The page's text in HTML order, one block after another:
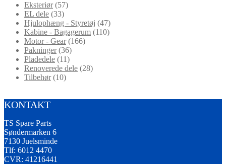
Eksteriør (57)
EL dele (33)
Hjulophæng - Styretøj (47)
Kabine - Bagagerum (110)
Motor - Gear (166)
Pakninger (36)
Pladedele (11)
Renoverede dele (28)
Tilbehør (10)
KONTAKT
TS Spare Parts
Søndermarken 6
7130 Juelsminde
Tlf: 6012 4470
CVR: 41216441